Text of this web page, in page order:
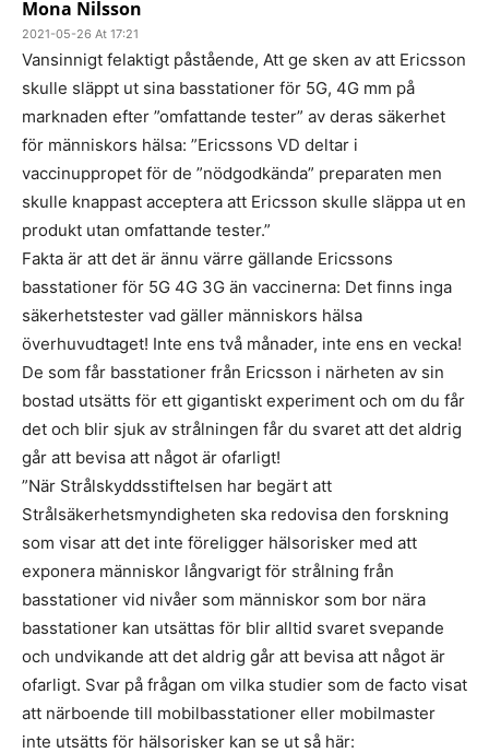
Mona Nilsson
2021-05-26 At 17:21
Vansinnigt felaktigt påstående, Att ge sken av att Ericsson
skulle släppt ut sina basstationer för 5G, 4G mm på
marknaden efter ”omfattande tester” av deras säkerhet
för människors hälsa: ”Ericssons VD deltar i
vaccinuppropet för de ”nödgodkända” preparaten men
skulle knappast acceptera att Ericsson skulle släppa ut en
produkt utan omfattande tester.”
Fakta är att det är ännu värre gällande Ericssons
basstationer för 5G 4G 3G än vaccinerna: Det finns inga
säkerhetstester vad gäller människors hälsa
överhuvudtaget! Inte ens två månader, inte ens en vecka!
De som får basstationer från Ericsson i närheten av sin
bostad utsätts för ett gigantiskt experiment och om du får
det och blir sjuk av strålningen får du svaret att det aldrig
går att bevisa att något är ofarligt!
”När Strålskyddsstiftelsen har begärt att
Strålsäkerhetsmyndigheten ska redovisa den forskning
som visar att det inte föreligger hälsorisker med att
exponera människor långvarigt för strålning från
basstationer vid nivåer som människor som bor nära
basstationer kan utsättas för blir alltid svaret svepande
och undvikande att det aldrig går att bevisa att något är
ofarligt. Svar på frågan om vilka studier som de facto visat
att närboende till mobilbasstationer eller mobilmaster
inte utsätts för hälsorisker kan se ut så här: